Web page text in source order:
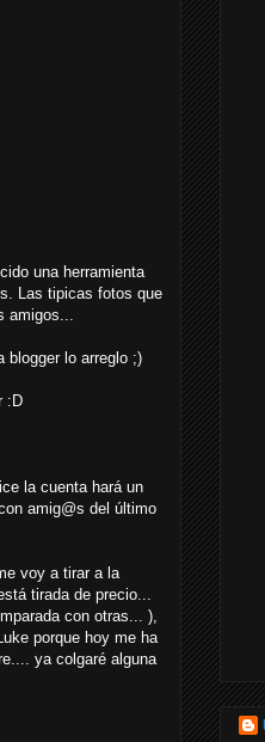
una herramienta
Las tipicas fotos que
blogger lo arreglo ;)
:D
la cuenta hará un
amig@s del último
voy a tirar a la
tirada de precio...
con otras... ),
porque hoy me ha
ya colgaré alguna